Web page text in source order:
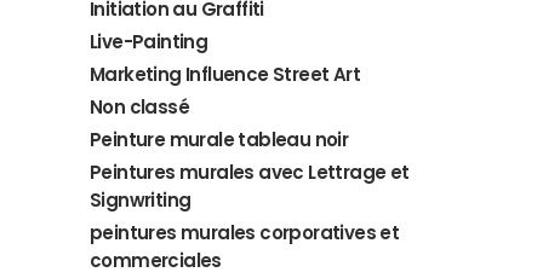
Initiation au Graffiti
Live-Painting
Marketing Influence Street Art
Non classé
Peinture murale tableau noir
Peintures murales avec Lettrage et
Signwriting
peintures murales corporatives et
commerciales